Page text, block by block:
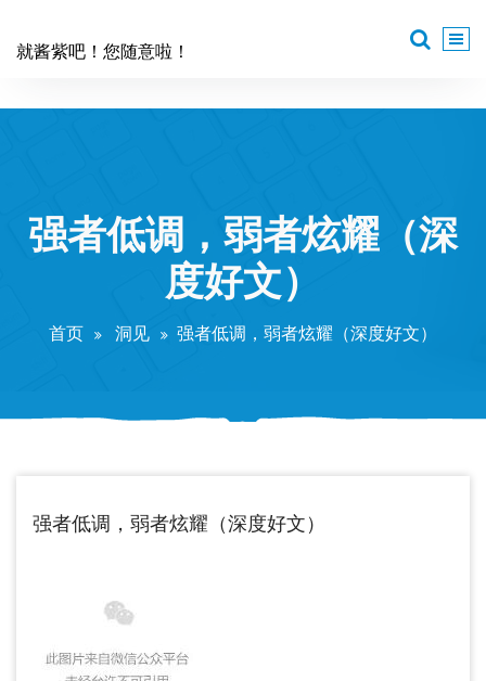
就酱紫吧！您随意啦！
强者低调，弱者炫耀（深
度好文）
首页 洞见 强者低调，弱者炫耀（深度好文）
强者低调，弱者炫耀（深度好文）